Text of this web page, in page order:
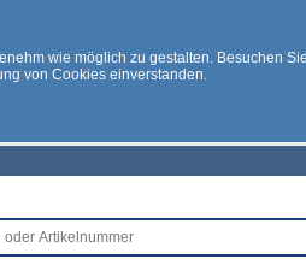
wie möglich zu gestalten. Besuchen
von Cookies einverstanden.